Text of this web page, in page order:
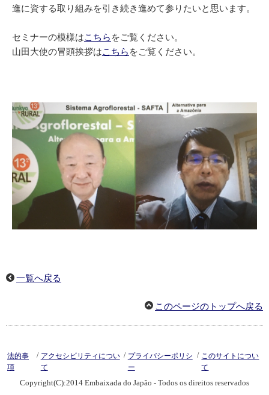
進に資する取り組みを引き続き進めて参りたいと思います。
セミナーの模様はこちら をご覧ください。
山田大使の冒頭挨拶はこちら をご覧ください。
一覧へ戻る
このページのトップへ戻る
法的事
項
/ アクセシビリティについ
て
/ プライバシーポリシ
ー
/ このサイトについ
て
Copyright(C):2014 Embaixada do Japão - Todos os direitos reservados